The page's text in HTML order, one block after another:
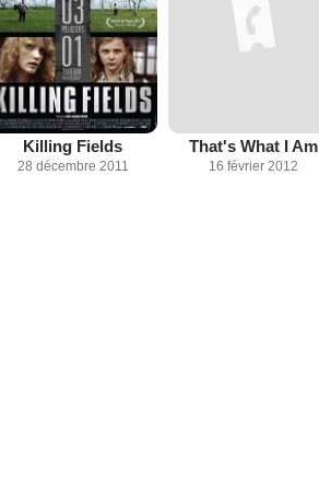
Killing Fields
28 décembre 2011
That's What I Am
16 février 2012